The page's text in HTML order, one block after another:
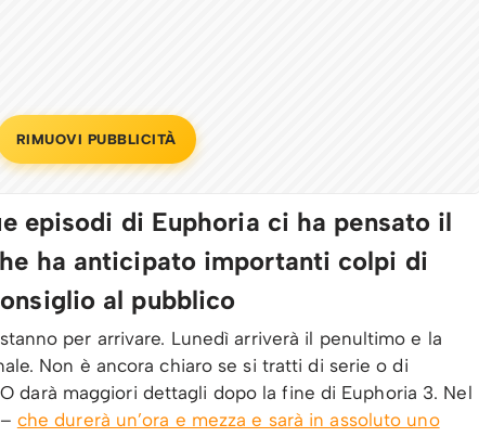
RIMUOVI PUBBLICITÀ
episodi di Euphoria ci ha pensato il
ha anticipato importanti colpi di
al pubblico
per arrivare. Lunedì arriverà il penultimo e la
Non è ancora chiaro se si tratti di serie o di
darà maggiori dettagli dopo la fine di Euphoria 3. Nel
che durerà un’ora e mezza e sarà in assoluto uno